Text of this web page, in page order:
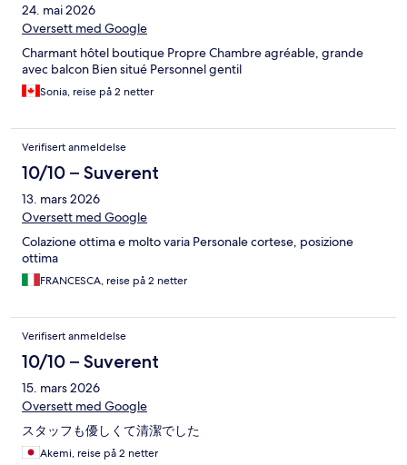
24. mai 2026
Oversett med Google
Charmant hôtel boutique Propre Chambre agréable, grande
avec balcon Bien situé Personnel gentil
Sonia, reise på 2 netter
Verifisert anmeldelse
10/10 – Suverent
13. mars 2026
Oversett med Google
Colazione ottima e molto varia Personale cortese, posizione
ottima
FRANCESCA, reise på 2 netter
Verifisert anmeldelse
10/10 – Suverent
15. mars 2026
Oversett med Google
スタッフも優しくて清潔でした
Akemi, reise på 2 netter